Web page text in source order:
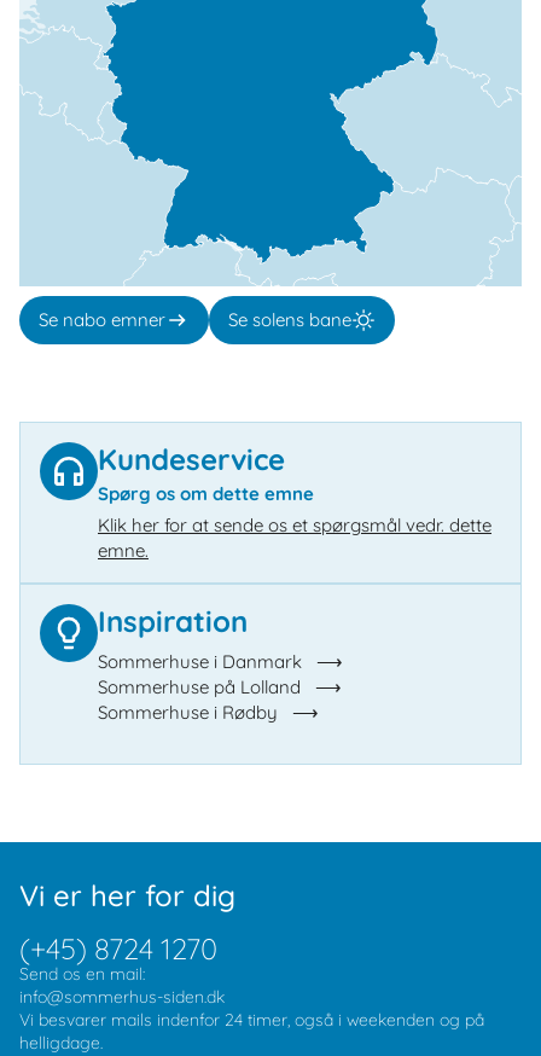
Se nabo emner Se solens bane
Kundeservice
Spørg os om dette emne
Klik her for at sende os et spørgsmål vedr. dette
emne.
Inspiration
Sommerhuse i Danmark
Sommerhuse på Lolland
Sommerhuse i Rødby
Vi er her for dig
(+45) 8724 1270
Send os en mail:
info@sommerhus-siden.dk
Vi besvarer mails indenfor 24 timer, også i weekenden og på
helligdage.